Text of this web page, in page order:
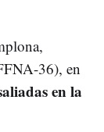
36), en
en la